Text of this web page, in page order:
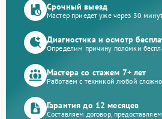
Срочный выезд
Мастер приедет уже через 30
Диагностика и осмотр
Определим причину поломки
Мастера со стажем 7+ лет
Работаем с техникой любой
Гарантия до 12 месяцев
Составляем договор,